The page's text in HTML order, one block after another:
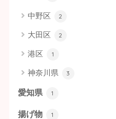
中野区 2
大田区 2
港区 1
神奈川県 3
愛知県 1
揚げ物 1